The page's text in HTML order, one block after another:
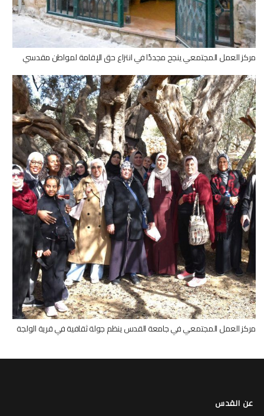
مركز العمل المجتمعي ينجح مجددًا في انتزاع حق الإقامة لمواطن مقدسي
مركز العمل المجتمعي في جامعة القدس ينظم جولة ثقافية في قرية الولجة
عن القدس